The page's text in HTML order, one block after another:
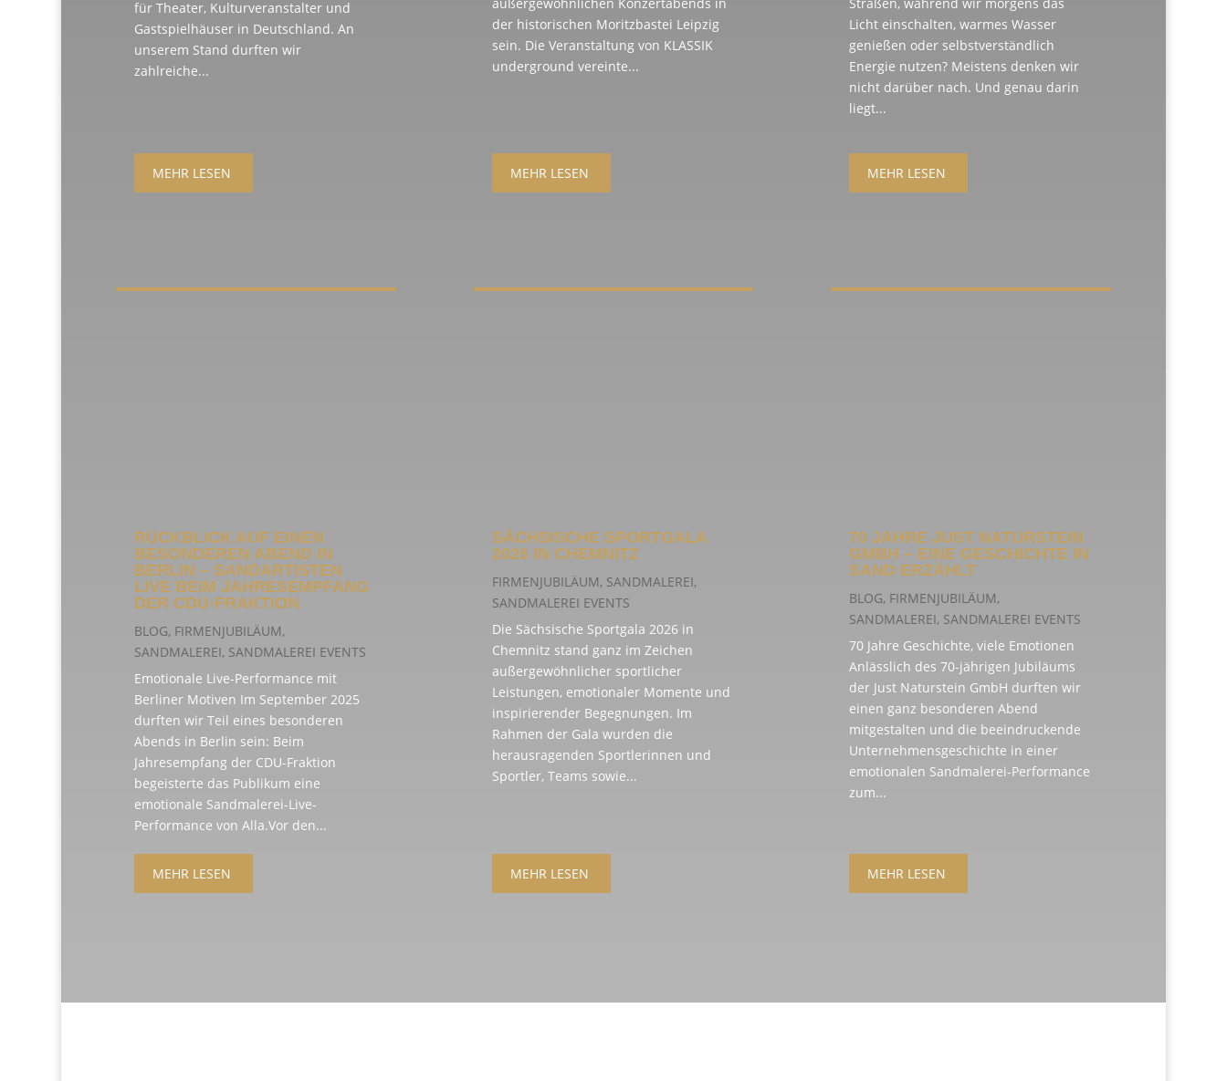
für Theater, Kulturveranstalter und
Gastspielhäuser in Deutschland. An
unserem Stand durften wir
zahlreiche...
MEHR LESEN
RÜCKBLICK AUF EINEN
BESONDEREN ABEND IN
BERLIN – SANDARTISTEN
LIVE BEIM JAHRESEMPFANG
DER CDU-FRAKTION
BLOG, FIRMENJUBILÄUM,
SANDMALEREI, SANDMALEREI EVENTS
Emotionale Live-Performance mit
Berliner Motiven Im September 2025
durften wir Teil eines besonderen
Abends in Berlin sein: Beim
Jahresempfang der CDU-Fraktion
begeisterte das Publikum eine
emotionale Sandmalerei-Live-
Performance von Alla.Vor den...
MEHR LESEN
außergewöhnlichen Konzertabends in
der historischen Moritzbastei Leipzig
sein. Die Veranstaltung von KLASSIK
underground vereinte...
MEHR LESEN
SÄCHSISCHE SPORTGALA
2026 IN CHEMNITZ
FIRMENJUBILÄUM, SANDMALEREI,
SANDMALEREI EVENTS
Die Sächsische Sportgala 2026 in
Chemnitz stand ganz im Zeichen
außergewöhnlicher sportlicher
Leistungen, emotionaler Momente und
inspirierender Begegnungen. Im
Rahmen der Gala wurden die
herausragenden Sportlerinnen und
Sportler, Teams sowie...
MEHR LESEN
Straßen, während wir morgens das
Licht einschalten, warmes Wasser
genießen oder selbstverständlich
Energie nutzen? Meistens denken wir
nicht darüber nach. Und genau darin
liegt...
MEHR LESEN
70 JAHRE JUST NATURSTEIN
GMBH – EINE GESCHICHTE IN
SAND ERZÄHLT
BLOG, FIRMENJUBILÄUM,
SANDMALEREI, SANDMALEREI EVENTS
70 Jahre Geschichte, viele Emotionen
Anlässlich des 70-jährigen Jubiläums
der Just Naturstein GmbH durften wir
einen ganz besonderen Abend
mitgestalten und die beeindruckende
Unternehmensgeschichte in einer
emotionalen Sandmalerei-Performance
zum...
MEHR LESEN